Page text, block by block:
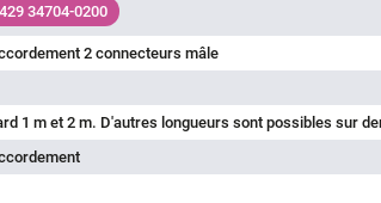
34704-0200
2 connecteurs mâle
1 m et 2 m. D'autres longueurs sont possibles sur